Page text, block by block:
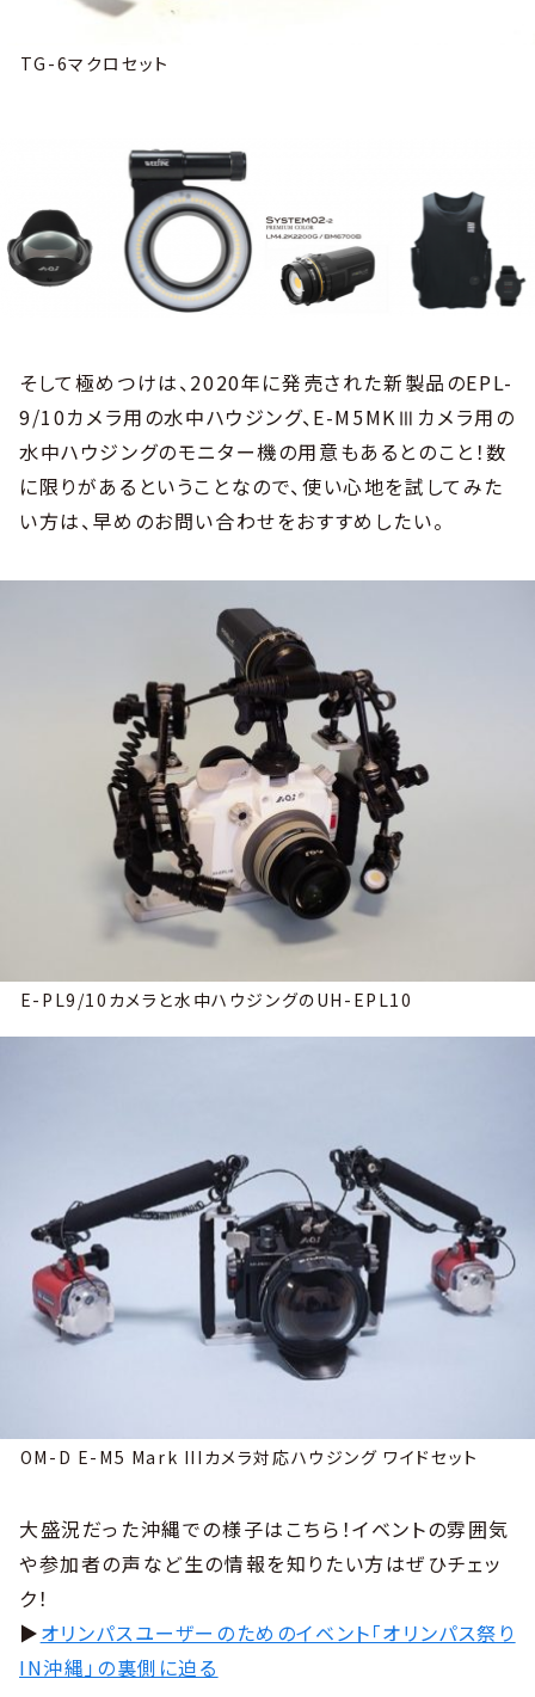
TG-6マクロセット
そして極めつけは、2020年に発売された新製品のEPL-
9/10カメラ用の水中ハウジング、E-M5MKⅢカメラ用の
水中ハウジングのモニター機の用意もあるとのこと！数
に限りがあるということなので、使い心地を試してみた
い方は、早めのお問い合わせをおすすめしたい。
E-PL9/10カメラと水中ハウジングのUH-EPL10
OM-D E-M5 Mark IIIカメラ対応ハウジング ワイドセット
大盛況だった沖縄での様子はこちら！イベントの雰囲気
や参加者の声など生の情報を知りたい方はぜひチェッ
ク！
▶オリンパスユーザーのためのイベント「オリンパス祭り
IN沖縄」の裏側に迫る